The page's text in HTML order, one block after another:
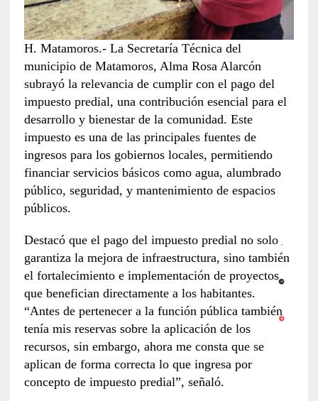
H. Matamoros.- La Secretaría Técnica del
municipio de Matamoros, Alma Rosa Alarcón
subrayó la relevancia de cumplir con el pago del
impuesto predial, una contribución esencial para el
desarrollo y bienestar de la comunidad. Este
impuesto es una de las principales fuentes de
ingresos para los gobiernos locales, permitiendo
financiar servicios básicos como agua, alumbrado
público, seguridad, y mantenimiento de espacios
públicos.
Destacó que el pago del impuesto predial no solo
garantiza la mejora de infraestructura, sino también
el fortalecimiento e implementación de proyectos
que benefician directamente a los habitantes.
“Antes de pertenecer a la función pública también
tenía mis reservas sobre la aplicación de los
recursos, sin embargo, ahora me consta que se
aplican de forma correcta lo que ingresa por
concepto de impuesto predial”, señaló.